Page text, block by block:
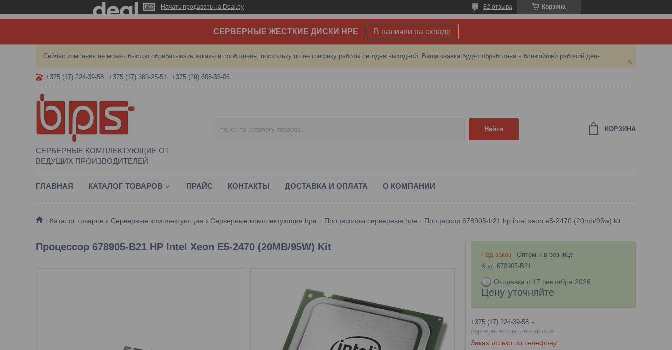
Начать продавать на Deal.by Корзина
82 отзыва
СЕРВЕРНЫЕ ЖЕСТКИЕ ДИСКИ HPE В наличии на складе
Сейчас компания не может быстро обрабатывать заказы и сообщения, поскольку по ее графику работы сегодня выходной. Ваша заявка будет обработана в ближайший рабочий день.
+375 (17) 224-39-58 +375 (17) 380-25-51 +375 (29) 608-36-06
СЕРВЕРНЫЕ КОМПЛЕКТУЮЩИЕ ОТ
ВЕДУЩИХ ПРОИЗВОДИТЕЛЕЙ
Найти КОРЗИНА
ГЛАВНАЯ КАТАЛОГ ТОВАРОВ ПРАЙС КОНТАКТЫ ДОСТАВКА И ОПЛАТА О КОМПАНИИ
Каталог товаров Серверные комплектующие Серверные комплектующие hpe Процессоры серверные hpe Процессор 678905-b21 hp intel xeon e5-2470 (20mb/95w) kit
Процессор 678905-B21 HP Intel Xeon E5-2470 (20MB/95W) Kit
Под заказ
Оптом и в розницу
Код: 678905-B21
Отправка с 17 сентября 2026
Цену уточняйте
+375 (17) 224-39-58
серверные комплектующие
Заказ только по телефону